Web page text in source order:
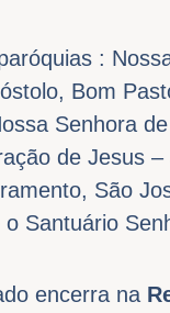
:
Bom
Senhora
de Jesus
São
Santuário
encerra na